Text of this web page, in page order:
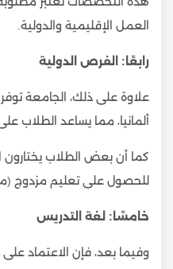
العمل الإقليمية والدولية.
رابعًا: الفرص الدولية
علاوة على ذلك، الجامعة
ألمانيا، مما يساعد الطلاب
كما أن بعض الطلاب يختارون
للحصول على تعليم مزدوج
خامسًا: لغة التدريس
وفيما بعد، فإن الاعتماد على